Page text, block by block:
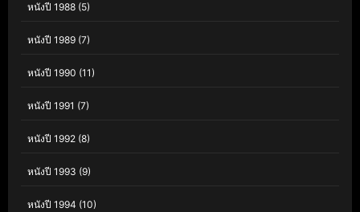
หนังปี 1988 (5)
หนังปี 1989 (7)
หนังปี 1990 (11)
หนังปี 1991 (7)
หนังปี 1992 (8)
หนังปี 1993 (9)
หนังปี 1994 (10)